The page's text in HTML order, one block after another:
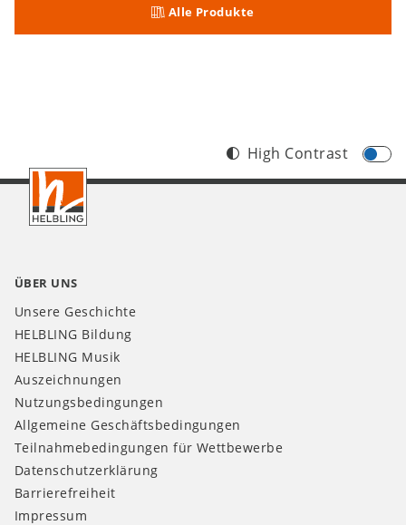
Alle Produkte
Footer
DE
High Contrast
ÜBER UNS
Unsere Geschichte
HELBLING Bildung
HELBLING Musik
Auszeichnungen
Nutzungsbedingungen
Allgemeine Geschäftsbedingungen
Teilnahmebedingungen für Wettbewerbe
Datenschutzerklärung
Barrierefreiheit
Impressum